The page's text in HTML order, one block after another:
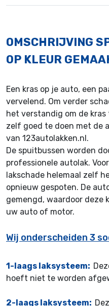
OMSCHRIJVING
OP KLEUR
Een kras op je auto, een
vervelend. Om verder
het verstandig om de
zelf goed te doen met de
van 123autolakken.nl.
De spuitbussen worden
professionele autolak.
lakschade helemaal zelf
opnieuw gespoten. De
gemengd, waardoor deze
uw auto of motor.
Wij onderscheiden 3
1-laags laksysteem:
hoeft niet te worden
2-laags laksysteem: